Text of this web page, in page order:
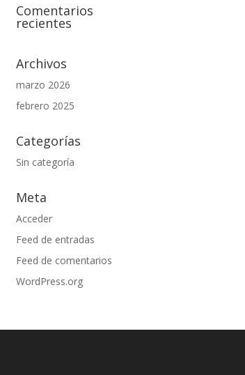
Comentarios
recientes
Archivos
marzo 2026
febrero 2025
Categorías
Sin categoría
Meta
Acceder
Feed de entradas
Feed de comentarios
WordPress.org